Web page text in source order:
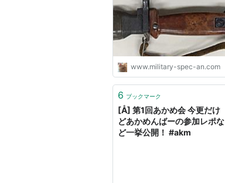
0984 🇵🇱 ミリタリー
POLISH ARMY TRAINING
BAYONET（FOR AKM AND
LATER）1987 - いつだって
ミリタリアン！
www.military-spec-an.com
6 ブックマーク
[Å] 第1回あかめ会 今更だけ
どあかめんばーの参加レポな
ど一挙公開！ #akm